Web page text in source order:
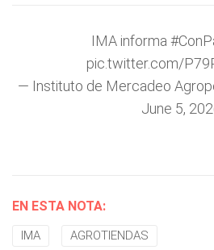
IMA informa
pic.twitter.com/
— Instituto de Mercadeo
June 5,
EN ESTA NOTA:
IMA AGROTIENDAS